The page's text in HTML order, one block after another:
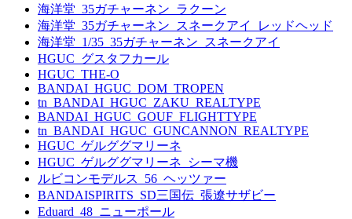
海洋堂_35ガチャーネン_ラクーン
海洋堂_35ガチャーネン_スネークアイ_レッドヘッド
海洋堂_1/35_35ガチャーネン_スネークアイ
HGUC_グスタフカール
HGUC_THE-O
BANDAI_HGUC_DOM_TROPEN
tn_BANDAI_HGUC_ZAKU_REALTYPE
BANDAI_HGUC_GOUF_FLIGHTTYPE
tn_BANDAI_HGUC_GUNCANNON_REALTYPE
HGUC_ゲルググマリーネ
HGUC_ゲルググマリーネ_シーマ機
ルビコンモデルス_56_ヘッツァー
BANDAISPIRITS_SD三国伝_張遼サザビー
Eduard_48_ニューポール